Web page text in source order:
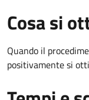
Cosa si
Quando il
positivamente si